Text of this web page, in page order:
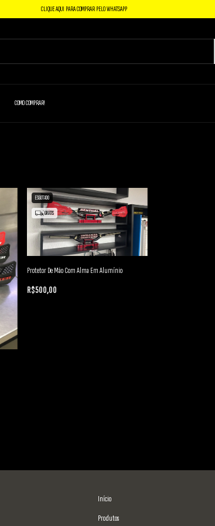
CLIQUE AQUI PARA COMPRAR PELO WHATSAPP
COMO COMPRAR!
ESGOTADO
GRÁTIS
Protetor De Mão Com Alma Em Alumínio
R$500,00
Início
Produtos